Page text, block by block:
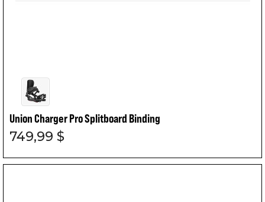
Union Charger Pro Splitboard Binding
749,99 $